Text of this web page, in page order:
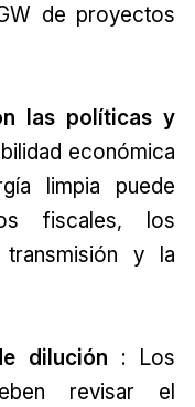
de proyectos
las políticas y
económica
limpia puede
fiscales, los
y la
dilución : Los
revisar el